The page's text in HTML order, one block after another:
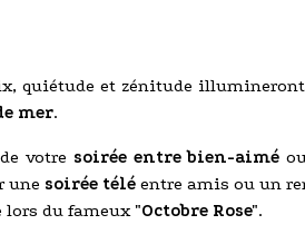
quiétude et zénitude
mer.
votre soirée entre bien-aimé
une soirée téléentre amis ou un
lors du fameux"Octobre Rose".